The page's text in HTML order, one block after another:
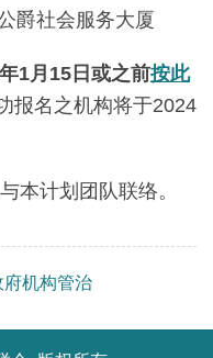
爵社会服务大厦
1月15日或之前按此
报名之机构将于2024
本计划团队联络。
府机构管治